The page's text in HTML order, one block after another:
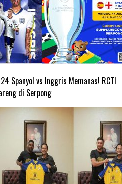
Spanyol vs Inggris Memanas! RCTI
di Serpong